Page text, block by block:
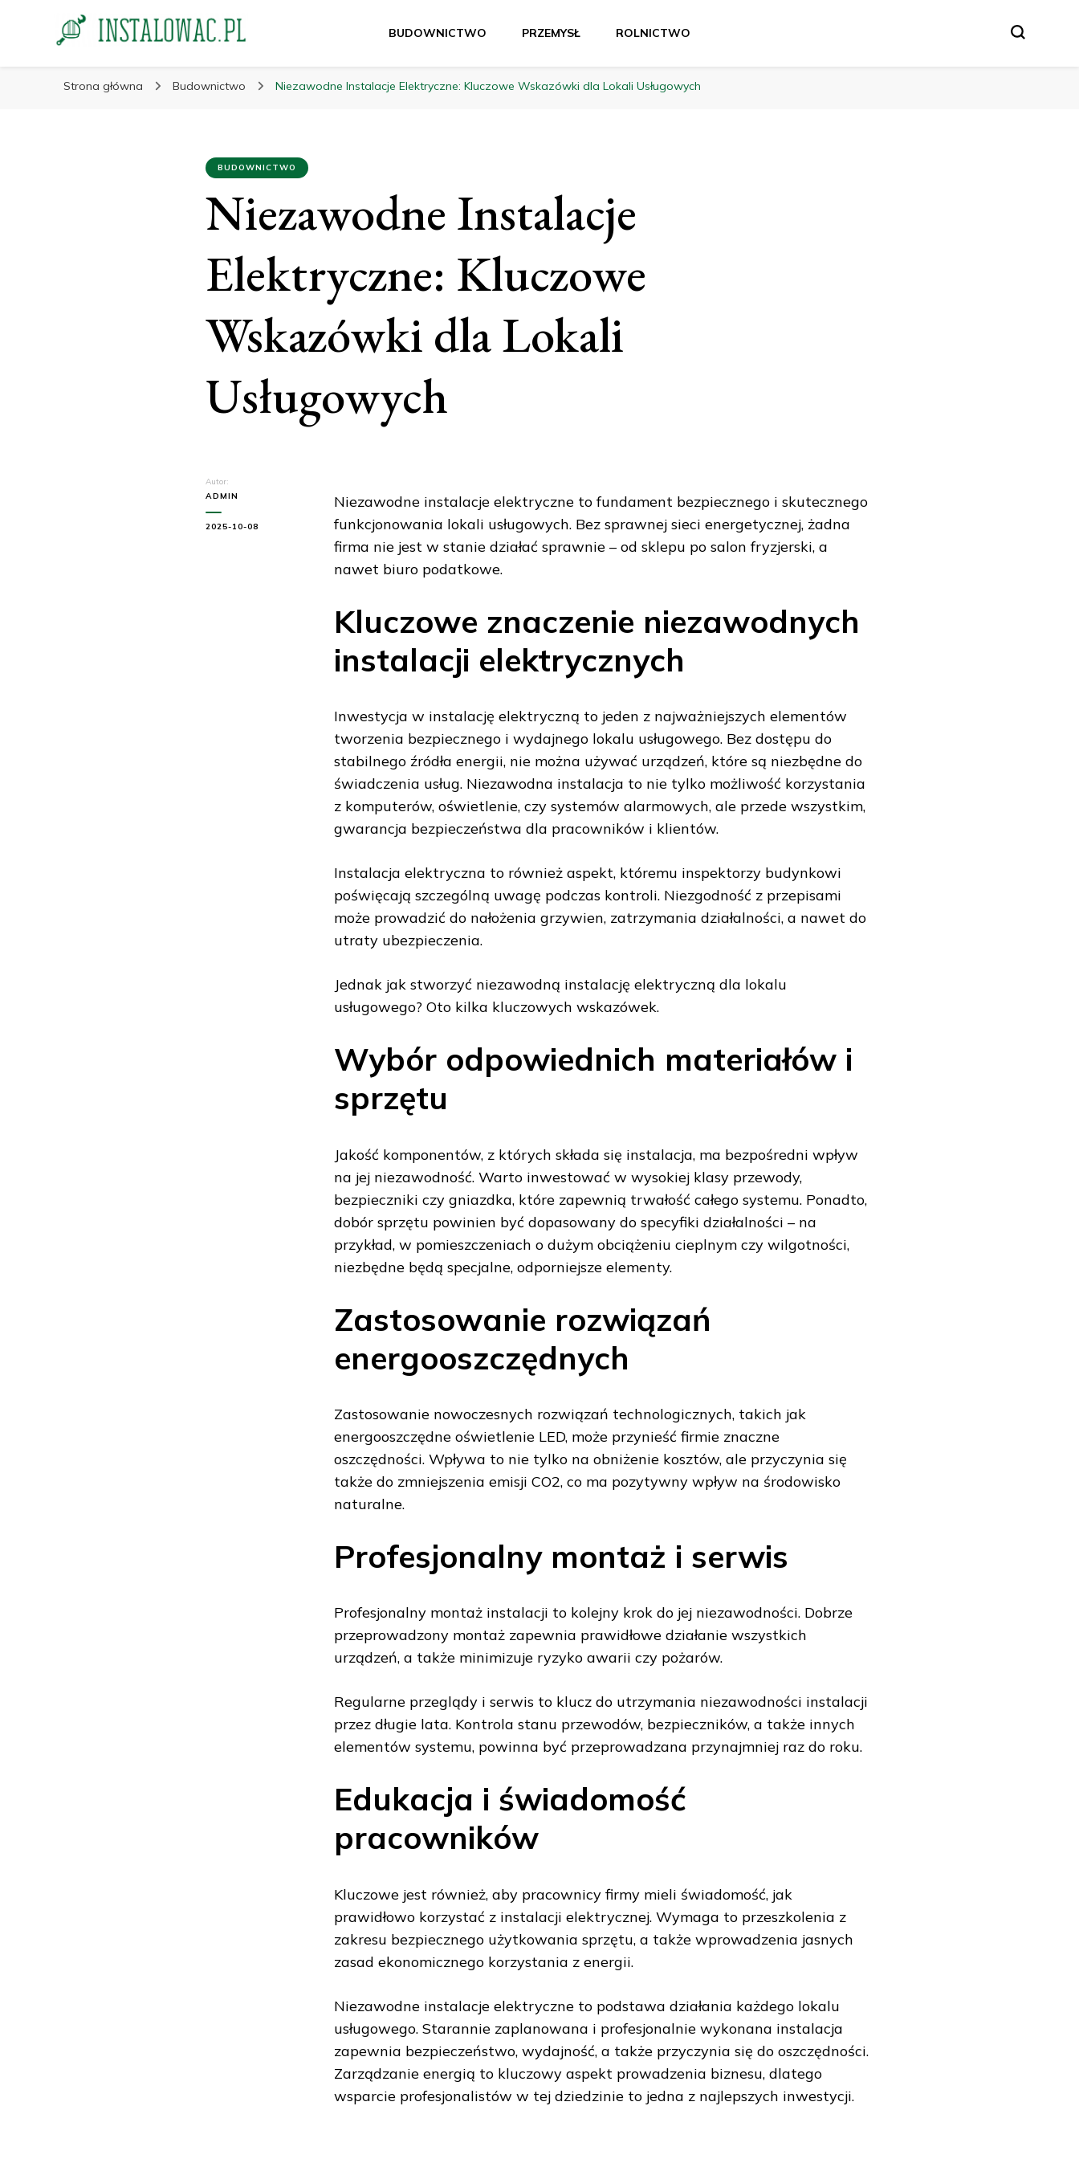
instalowac.pl
BUDOWNICTWO PRZEMYSŁ ROLNICTWO
Strona główna Budownictwo Niezawodne Instalacje Elektryczne: Kluczowe Wskazówki dla Lokali Usługowych
BUDOWNICTWO
Niezawodne Instalacje
Elektryczne: Kluczowe
Wskazówki dla Lokali
Usługowych
Autor:
ADMIN
2025-10-08
Niezawodne instalacje elektryczne to fundament bezpiecznego i skutecznego
funkcjonowania lokali usługowych. Bez sprawnej sieci energetycznej, żadna
firma nie jest w stanie działać sprawnie – od sklepu po salon fryzjerski, a
nawet biuro podatkowe.
Kluczowe znaczenie niezawodnych
instalacji elektrycznych
Inwestycja w instalację elektryczną to jeden z najważniejszych elementów
tworzenia bezpiecznego i wydajnego lokalu usługowego. Bez dostępu do
stabilnego źródła energii, nie można używać urządzeń, które są niezbędne do
świadczenia usług. Niezawodna instalacja to nie tylko możliwość korzystania
z komputerów, oświetlenie, czy systemów alarmowych, ale przede wszystkim,
gwarancja bezpieczeństwa dla pracowników i klientów.
Instalacja elektryczna to również aspekt, któremu inspektorzy budynkowi
poświęcają szczególną uwagę podczas kontroli. Niezgodność z przepisami
może prowadzić do nałożenia grzywien, zatrzymania działalności, a nawet do
utraty ubezpieczenia.
Jednak jak stworzyć niezawodną instalację elektryczną dla lokalu
usługowego? Oto kilka kluczowych wskazówek.
Wybór odpowiednich materiałów i
sprzętu
Jakość komponentów, z których składa się instalacja, ma bezpośredni wpływ
na jej niezawodność. Warto inwestować w wysokiej klasy przewody,
bezpieczniki czy gniazdka, które zapewnią trwałość całego systemu. Ponadto,
dobór sprzętu powinien być dopasowany do specyfiki działalności – na
przykład, w pomieszczeniach o dużym obciążeniu cieplnym czy wilgotności,
niezbędne będą specjalne, odporniejsze elementy.
Zastosowanie rozwiązań
energooszczędnych
Zastosowanie nowoczesnych rozwiązań technologicznych, takich jak
energooszczędne oświetlenie LED, może przynieść firmie znaczne
oszczędności. Wpływa to nie tylko na obniżenie kosztów, ale przyczynia się
także do zmniejszenia emisji CO2, co ma pozytywny wpływ na środowisko
naturalne.
Profesjonalny montaż i serwis
Profesjonalny montaż instalacji to kolejny krok do jej niezawodności. Dobrze
przeprowadzony montaż zapewnia prawidłowe działanie wszystkich
urządzeń, a także minimizuje ryzyko awarii czy pożarów.
Regularne przeglądy i serwis to klucz do utrzymania niezawodności instalacji
przez długie lata. Kontrola stanu przewodów, bezpieczników, a także innych
elementów systemu, powinna być przeprowadzana przynajmniej raz do roku.
Edukacja i świadomość
pracowników
Kluczowe jest również, aby pracownicy firmy mieli świadomość, jak
prawidłowo korzystać z instalacji elektrycznej. Wymaga to przeszkolenia z
zakresu bezpiecznego użytkowania sprzętu, a także wprowadzenia jasnych
zasad ekonomicznego korzystania z energii.
Niezawodne instalacje elektryczne to podstawa działania każdego lokalu
usługowego. Starannie zaplanowana i profesjonalnie wykonana instalacja
zapewnia bezpieczeństwo, wydajność, a także przyczynia się do oszczędności.
Zarządzanie energią to kluczowy aspekt prowadzenia biznesu, dlatego
wsparcie profesjonalistów w tej dziedzinie to jedna z najlepszych inwestycji.